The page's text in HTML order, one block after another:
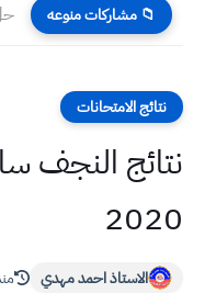
📁 مشاركات منوعه
نتائج الامتحانات
نتائج النجف
2020
الاستاذ احمد مهدي منذ